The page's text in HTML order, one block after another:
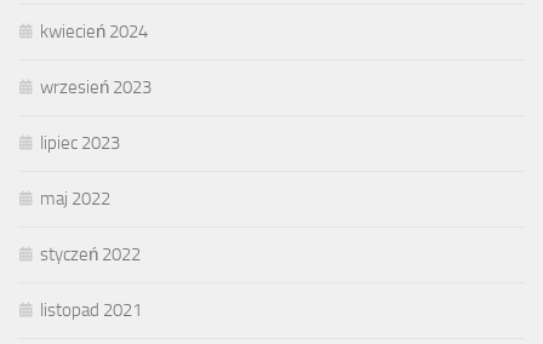
kwiecień 2024
wrzesień 2023
lipiec 2023
maj 2022
styczeń 2022
listopad 2021